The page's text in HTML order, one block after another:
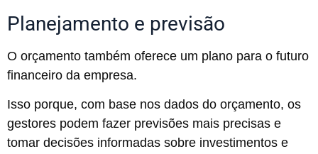
Planejamento e previsão
O orçamento também oferece um plano para o futuro
financeiro da empresa.
Isso porque, com base nos dados do orçamento, os
gestores podem fazer previsões mais precisas e
tomar decisões informadas sobre investimentos e